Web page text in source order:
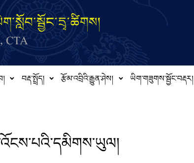
CTA
བརྡ་སྤྲོད། རྩོམ་འབྲིའི་རྒྱུན་ཤེས། ཡིག་གཟུགས་སྦྱོང་བརྡར།